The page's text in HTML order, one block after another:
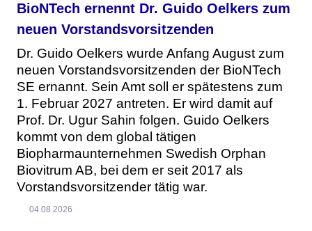
BioNTech ernennt Dr. Guido Oelkers zum
neuen Vorstandsvorsitzenden
Dr. Guido Oelkers wurde Anfang August zum
neuen Vorstandsvorsitzenden der BioNTech
SE ernannt. Sein Amt soll er spätestens zum
1. Februar 2027 antreten. Er wird damit auf
Prof. Dr. Ugur Sahin folgen. Guido Oelkers
kommt von dem global tätigen
Biopharmaunternehmen Swedish Orphan
Biovitrum AB, bei dem er seit 2017 als
Vorstandsvorsitzender tätig war.
04.08.2026